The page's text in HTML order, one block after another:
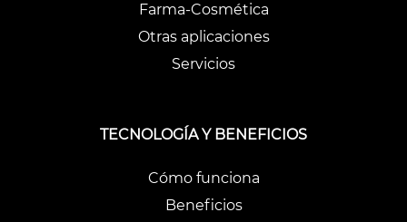
Farma-Cosmética
Otras aplicaciones
Servicios
TECNOLOGÍA Y BENEFICIOS
Cómo funciona
Beneficios